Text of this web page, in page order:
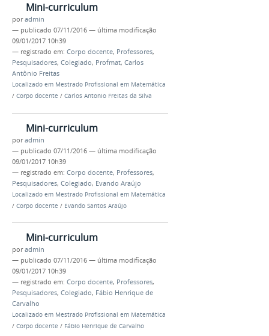
Mini-curriculum
poradmin
— publicado 07/11/2016 — última modificação
09/01/2017 10h39
— registrado em: Corpo docente, Professores,
Pesquisadores, Colegiado, Profmat, Carlos
Antônio Freitas
Localizado em Mestrado Profissional em Matemática
/ Corpo docente / Carlos Antonio Freitas da Silva
Mini-curriculum
poradmin
— publicado 07/11/2016 — última modificação
09/01/2017 10h39
— registrado em: Corpo docente, Professores,
Pesquisadores, Colegiado, Evando Araújo
Localizado em Mestrado Profissional em Matemática
/ Corpo docente / Evando Santos Araújo
Mini-curriculum
poradmin
— publicado 07/11/2016 — última modificação
09/01/2017 10h39
— registrado em: Corpo docente, Professores,
Pesquisadores, Colegiado, Fábio Henrique de
Carvalho
Localizado em Mestrado Profissional em Matemática
/ Corpo docente / Fábio Henrique de Carvalho